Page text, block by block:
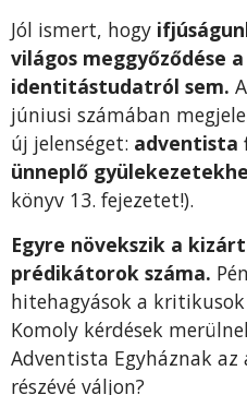
Jól ismert, hogy
világos meggyőződése
identitástudatról sem.
júniusi számában
új jelenséget: adventista
ünneplő
könyv 13. fejezetet!).
Egyre növekszik a
prédikátorok száma.
hitehagyások a
Komoly kérdések
Adventista Egyháznak az
részévé váljon?